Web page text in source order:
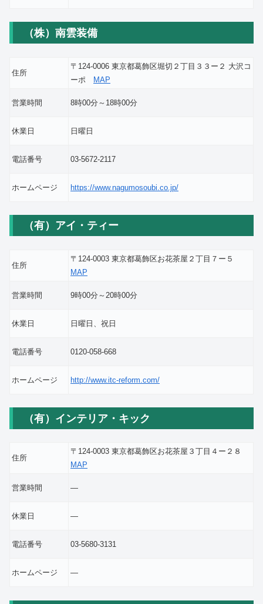
（株）南雲装備
住所
〒124-0006 東京都葛飾区堀切２丁目３３ー２ 大沢コ
ーポ MAP
営業時間 8時00分～18時00分
休業日 日曜日
電話番号 03-5672-2117
ホームページ https://www.nagumosoubi.co.jp/
（有）アイ・ティー
住所
〒124-0003 東京都葛飾区お花茶屋２丁目７ー５
MAP
営業時間 9時00分～20時00分
休業日 日曜日、祝日
電話番号 0120-058-668
ホームページ http://www.itc-reform.com/
（有）インテリア・キック
住所
〒124-0003 東京都葛飾区お花茶屋３丁目４ー２８
MAP
営業時間 ―
休業日 ―
電話番号 03-5680-3131
ホームページ ―